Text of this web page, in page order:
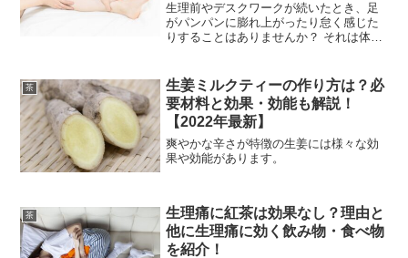
生理前やデスクワークが続いたとき、足
がパンパンに膨れ上がったり怠く感じた
りすることはありませんか？ それは体が
響が出ることがあります。 むくみをすぐ
対処したいときにおす
茶
生姜ミルクティーの作り方は？必
要材料と効果・効能も解説！
【2022年最新】
爽やかな辛さが特徴の生姜には様々な効
果や効能があります。
茶
生理痛に紅茶は効果なし？理由と
他に生理痛に効く飲み物・食べ物
を紹介！